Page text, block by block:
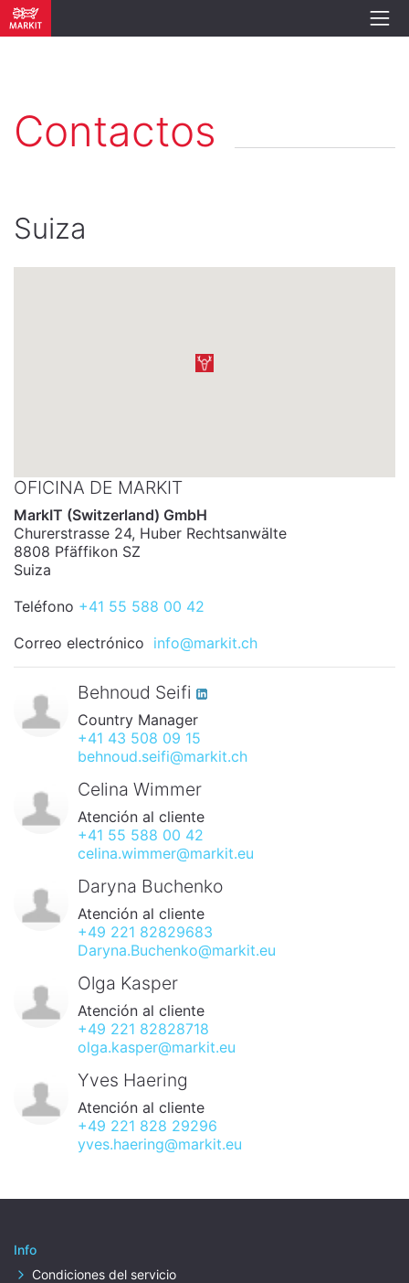
Contactos
Suiza
OFICINA DE MARKIT
MarkIT (Switzerland) GmbH
Churerstrasse 24, Huber Rechtsanwälte
8808 Pfäffikon SZ
Suiza
Teléfono +41 55 588 00 42
Correo electrónico info@markit.ch
Behnoud Seifi
Country Manager
+41 43 508 09 15
behnoud.seifi@markit.ch
Celina Wimmer
Atención al cliente
+41 55 588 00 42
celina.wimmer@markit.eu
Daryna Buchenko
Atención al cliente
+49 221 82829683
Daryna.Buchenko@markit.eu
Olga Kasper
Atención al cliente
+49 221 82828718
olga.kasper@markit.eu
Yves Haering
Atención al cliente
+49 221 828 29296
yves.haering@markit.eu
Info
Condiciones del servicio